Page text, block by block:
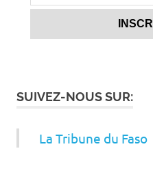
SUIVEZ-NOUS SUR:
La Tribune du Faso